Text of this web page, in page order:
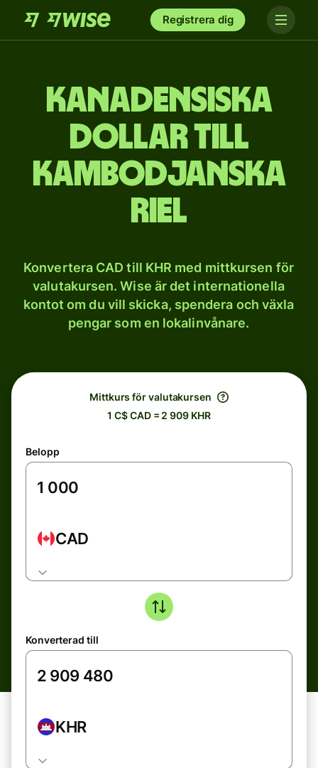
Registrera dig
Kanadensiska
dollar till
kambodjanska
riel
Konvertera CAD till KHR med mittkursen för
valutakursen. Wise är det internationella
kontot om du vill skicka, spendera och växla
pengar som en lokalinvånare.
Mittkurs för valutakursen
1 C$ CAD = 2 909 KHR
Belopp
CAD
Konverterad till
KHR